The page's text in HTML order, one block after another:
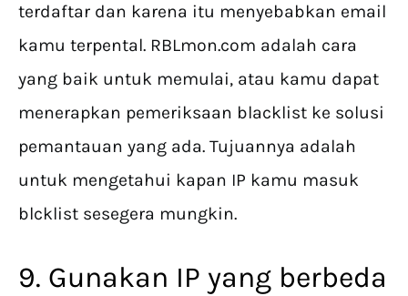
terdaftar dan karena itu menyebabkan email
kamu terpental. RBLmon.com adalah cara
yang baik untuk memulai, atau kamu dapat
menerapkan pemeriksaan blacklist ke solusi
pemantauan yang ada. Tujuannya adalah
untuk mengetahui kapan IP kamu masuk
blcklist sesegera mungkin.
9. Gunakan IP yang berbeda